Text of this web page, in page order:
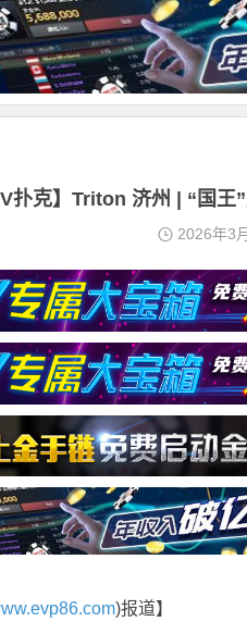
扑克】Triton 济州 | “国
2026年3
)报道】